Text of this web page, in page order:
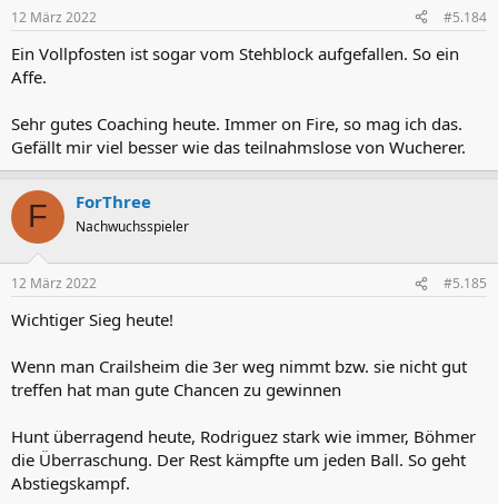
e
:
12 März 2022 #5.184
Ein Vollpfosten ist sogar vom Stehblock aufgefallen. So ein
Affe.
Sehr gutes Coaching heute. Immer on Fire, so mag ich das.
Gefällt mir viel besser wie das teilnahmslose von Wucherer.
F ForThree
Nachwuchsspieler
12 März 2022 #5.185
Wichtiger Sieg heute!
Wenn man Crailsheim die 3er weg nimmt bzw. sie nicht gut
treffen hat man gute Chancen zu gewinnen
Hunt überragend heute, Rodriguez stark wie immer, Böhmer
die Überraschung. Der Rest kämpfte um jeden Ball. So geht
Abstiegskampf.